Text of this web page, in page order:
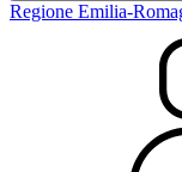
Regione Emilia-